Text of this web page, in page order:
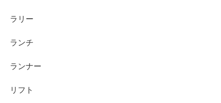
ラリー
ランチ
ランナー
リフト